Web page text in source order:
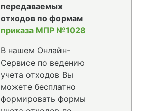
передаваемых
отходов по формам
приказа МПР №1028
В нашем Онлайн-
Сервисе по ведению
учета отходов Вы
можете бесплатно
формировать формы